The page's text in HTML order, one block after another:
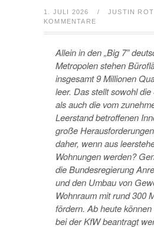
1. JULI 2026 / JUSTIN
KOMMENTARE
Allein in den „Big 7”
Metropolen stehen
insgesamt 9 Millionen
leer. Das stellt sowohl
als auch die vom
Leerstand betroffenen
große
daher, wenn aus
Wohnungen werden?
die Bundesregierung
und den Umbau von
Wohnraum mit rund 300
fördern. Ab heute
bei der KfW beantragt